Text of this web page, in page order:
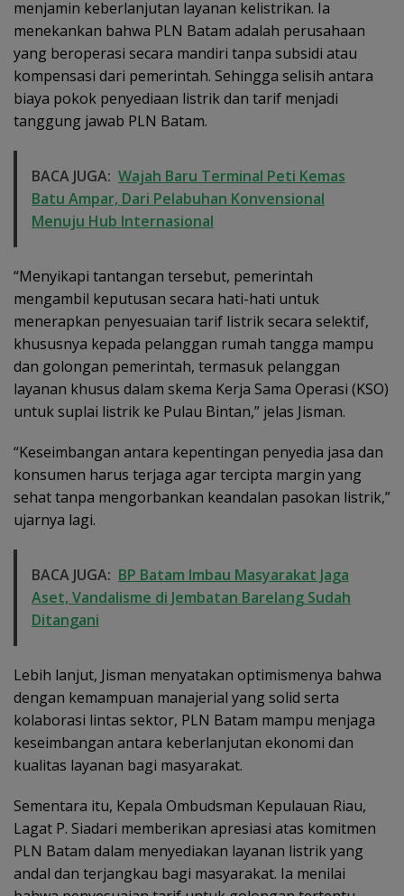
menjamin keberlanjutan layanan kelistrikan. Ia
menekankan bahwa PLN Batam adalah perusahaan
yang beroperasi secara mandiri tanpa subsidi atau
kompensasi dari pemerintah. Sehingga selisih antara
biaya pokok penyediaan listrik dan tarif menjadi
tanggung jawab PLN Batam.
BACA JUGA: Wajah Baru Terminal Peti Kemas
Batu Ampar, Dari Pelabuhan Konvensional
Menuju Hub Internasional
“Menyikapi tantangan tersebut, pemerintah
mengambil keputusan secara hati-hati untuk
menerapkan penyesuaian tarif listrik secara selektif,
khususnya kepada pelanggan rumah tangga mampu
dan golongan pemerintah, termasuk pelanggan
layanan khusus dalam skema Kerja Sama Operasi (KSO)
untuk suplai listrik ke Pulau Bintan,” jelas Jisman.
“Keseimbangan antara kepentingan penyedia jasa dan
konsumen harus terjaga agar tercipta margin yang
sehat tanpa mengorbankan keandalan pasokan listrik,”
ujarnya lagi.
BACA JUGA: BP Batam Imbau Masyarakat Jaga
Aset, Vandalisme di Jembatan Barelang Sudah
Ditangani
Lebih lanjut, Jisman menyatakan optimismenya bahwa
dengan kemampuan manajerial yang solid serta
kolaborasi lintas sektor, PLN Batam mampu menjaga
keseimbangan antara keberlanjutan ekonomi dan
kualitas layanan bagi masyarakat.
Sementara itu, Kepala Ombudsman Kepulauan Riau,
Lagat P. Siadari memberikan apresiasi atas komitmen
PLN Batam dalam menyediakan layanan listrik yang
andal dan terjangkau bagi masyarakat. Ia menilai